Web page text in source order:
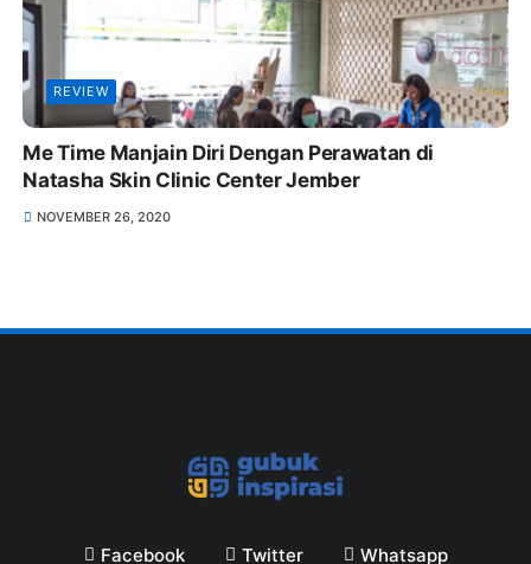
REVIEW
Me Time Manjain Diri Dengan Perawatan di
Natasha Skin Clinic Center Jember
NOVEMBER 26, 2020
Facebook Twitter Whatsapp